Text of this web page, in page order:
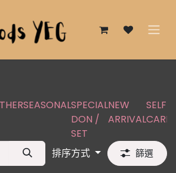
SEASONALSPECIAL
DON /
SET
NEW
ARRIVAL
SELF
CARE
排序方式
篩選